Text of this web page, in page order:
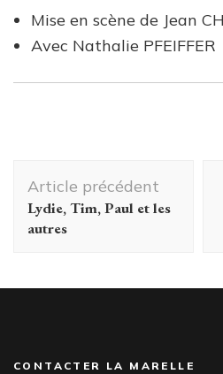
Mise en scène de Jean
Avec Nathalie PFEIFFER
d'article
Article précédent
Lydie, Tim, Paul et les
autres
CONTACTER LA MARELLE